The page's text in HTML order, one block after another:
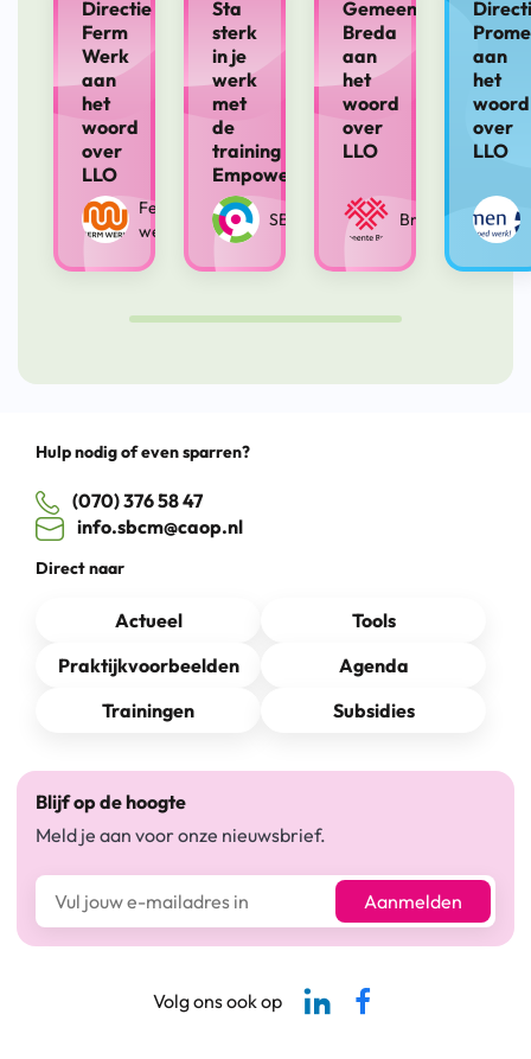
Directie
Ferm
Werk
aan
het
woord
over
LLO
Ferm
werk
Sta
sterk
in je
werk
met
de
training
Empowerment
SBCM
Gemeente
Breda
aan
het
woord
over
LLO
Breda
aan
het
woord
over
LLO
Drag
Hulp nodig of even sparren?
(070) 376 58 47
info.sbcm@caop.nl
Direct naar
Actueel
Tools
Praktijkvoorbeelden
Agenda
Trainingen
Subsidies
Blijf op de hoogte
Meld je aan voor onze nieuwsbrief.
E-mailadres* Aanmelden
Volg ons ook op
Linkedin-pagina SBCM
Facebook SBCM